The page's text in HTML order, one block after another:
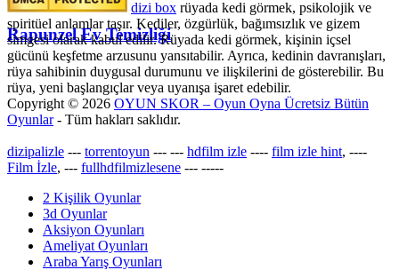
Rapunzel Ev Temizliği
dizi box rüyada kedi görmek​, psikolojik ve
spiritüel anlamlar taşır. Kediler, özgürlük, bağımsızlık ve gizem
simgesi olarak kabul edilir. Rüyada kedi görmek, kişinin içsel
gücünü keşfetme arzusunu yansıtabilir. Ayrıca, kedinin davranışları,
rüya sahibinin duygusal durumunu ve ilişkilerini de gösterebilir. Bu
rüya, yeni başlangıçlar veya uyanışa işaret edebilir.
Copyright © 2026 OYUN SKOR – Oyun Oyna Ücretsiz Bütün
Oyunlar- Tüm hakları saklıdır.
dizipalizle --- torrentoyun --- --- hdfilm izle ---- film izle hint, ----
Film İzle, --- fullhdfilmizlesene --- -----
2 Kişilik Oyunlar
3d Oyunlar
Aksiyon Oyunları
Ameliyat Oyunları
Araba Yarış Oyunları